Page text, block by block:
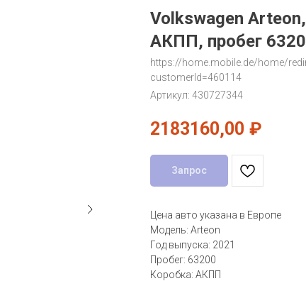
Volkswagen
АКПП, пробег
https://home.mobile.de/home/
customerId=460114
Артикул: 430727344
2183160,00 ₽
Запрос
Цена авто указана в Европе
Модель: Arteon
Год выпуска: 2021
Пробег: 63200
Коробка: АКПП